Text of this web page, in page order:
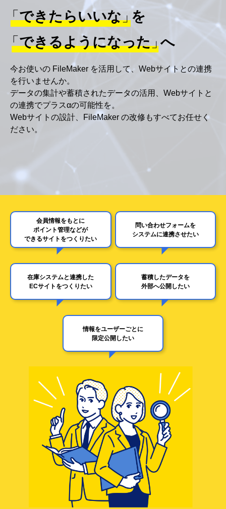
「できたらいいな」を
「できるようになった」へ
今お使いの FileMaker を活用して、Webサイトとの連携
を行いませんか。
データの集計や蓄積されたデータの活用、Webサイトと
の連携でプラスαの可能性を。
Webサイトの設計、FileMaker の改修もすべてお任せく
ださい。
会員情報をもとに
ポイント管理などが
できるサイトをつくりたい
問い合わせフォームを
システムに連携させたい
在庫システムと連携した
ECサイトをつくりたい
蓄積したデータを
外部へ公開したい
情報をユーザーごとに
限定公開したい